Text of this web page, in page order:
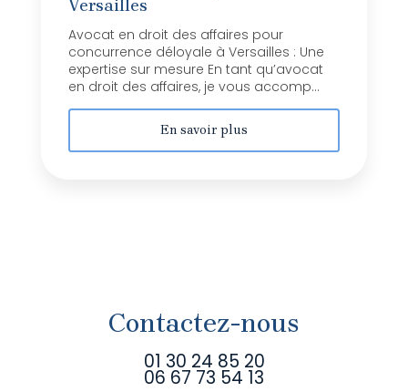
Versailles
Avocat en droit des affaires pour
concurrence déloyale à Versailles : Une
expertise sur mesure En tant qu’avocat
en droit des affaires, je vous accomp...
En savoir plus
Contactez-nous
01 30 24 85 20
06 67 73 54 13